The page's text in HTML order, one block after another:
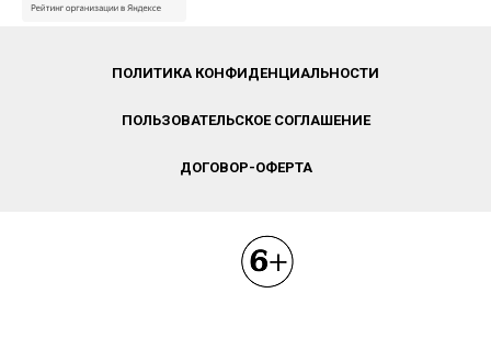
ПОЛИТИКА КОНФИДЕНЦИАЛЬНОСТИ
ПОЛЬЗОВАТЕЛЬСКОЕ СОГЛАШЕНИЕ
ДОГОВОР-ОФЕРТА